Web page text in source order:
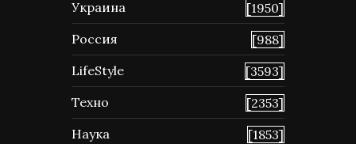
Украина
[1950]
Россия
[988]
LifeStyle
[3593]
Техно
[2353]
Наука
[1853]